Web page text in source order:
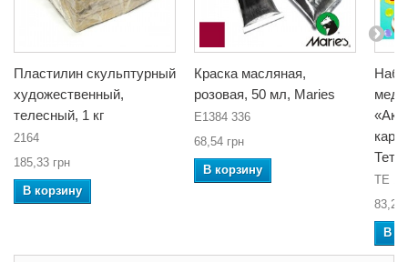
Пластилин скульптурный
художественный,
телесный, 1 кг
2164
185,33 грн
В корзину
Краска масляная,
розовая, 50 мл, Maries
E1384 336
68,54 грн
В корзину
ТЕ
83,26
В